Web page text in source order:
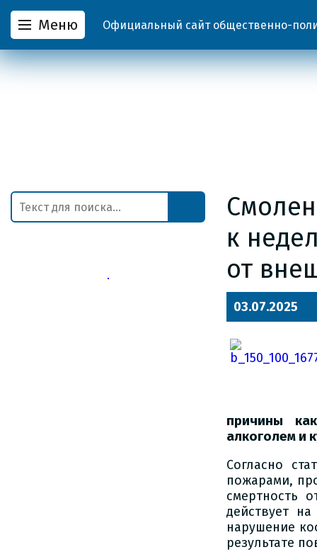
Меню Официальный сайт общественно-
к
от
03.07.2025
причины
алкоголем и
Согласно
пожарами,
смертность
действует
нарушение
результате